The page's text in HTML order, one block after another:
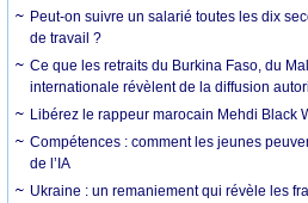
Peut-on suivre un salarié toutes les dix
de travail ?
Ce que les retraits du Burkina Faso, du
internationale révèlent de la diffusion
Libérez le rappeur marocain Mehdi Black
Compétences : comment les jeunes
de l’IA
Ukraine : un remaniement qui révèle les